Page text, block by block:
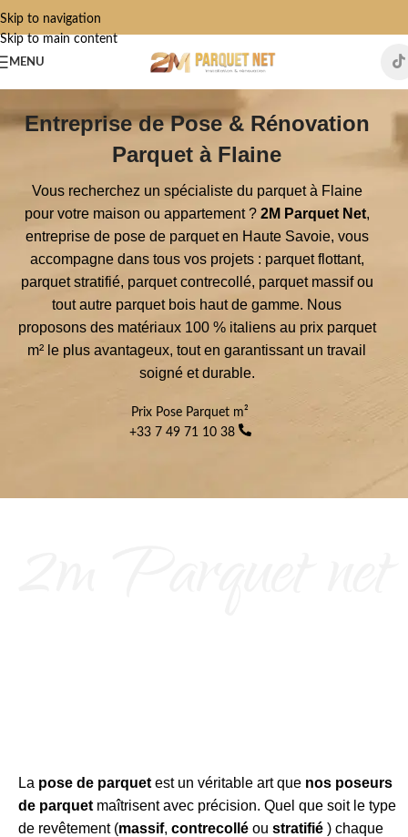
Skip to navigation
Skip to main content
MENU
Entreprise de Pose & Rénovation
Parquet à Flaine
Vous recherchez un spécialiste du parquet à Flaine
pour votre maison ou appartement ? 2M Parquet Net,
entreprise de pose de parquet en Haute Savoie, vous
accompagne dans tous vos projets : parquet flottant,
parquet stratifié, parquet contrecollé, parquet massif ou
tout autre parquet bois haut de gamme. Nous
proposons des matériaux 100 % italiens au prix parquet
m² le plus avantageux, tout en garantissant un travail
soigné et durable.
+33 7 49 71 10 38
Prix Pose Parquet m²
La pose de parquet est un véritable art que nos poseurs
de parquet maîtrisent avec précision. Quel que soit le type
de revêtement (massif, contrecollé ou stratifié ) chaque